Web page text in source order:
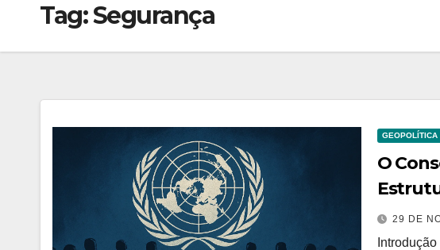
Tag:Segurança
GEOPOLÍTICA
O
29 DE